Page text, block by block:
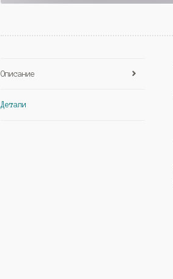
Описание
Детали